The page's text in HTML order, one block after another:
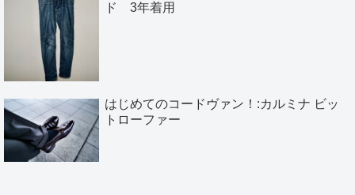
ド 3年着用
はじめてのコードヴァン！:カルミナ ビッ
トローファー